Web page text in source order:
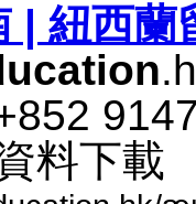
| 紐​西​
料​下​載